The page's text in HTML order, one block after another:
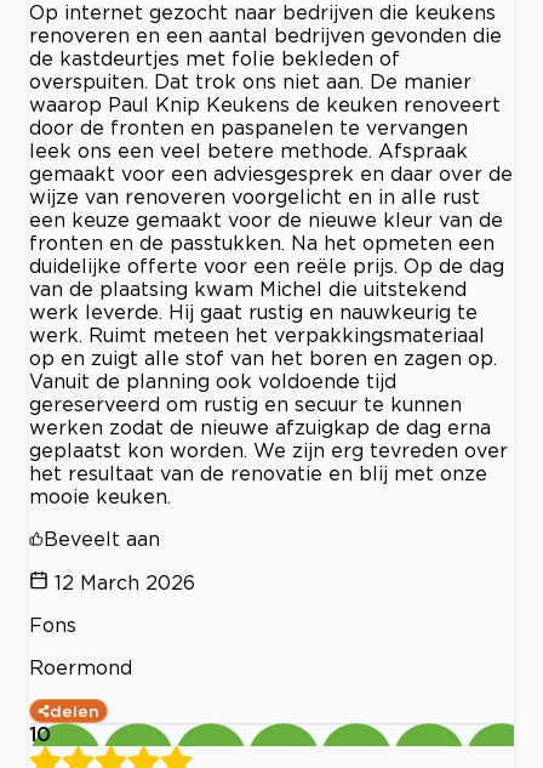
Op internet gezocht naar bedrijven die keukens
renoveren en een aantal bedrijven gevonden die
de kastdeurtjes met folie bekleden of
overspuiten. Dat trok ons niet aan. De manier
waarop Paul Knip Keukens de keuken renoveert
door de fronten en paspanelen te vervangen
leek ons een veel betere methode. Afspraak
gemaakt voor een adviesgesprek en daar over de
wijze van renoveren voorgelicht en in alle rust
een keuze gemaakt voor de nieuwe kleur van de
fronten en de passtukken. Na het opmeten een
duidelijke offerte voor een reële prijs. Op de dag
van de plaatsing kwam Michel die uitstekend
werk leverde. Hij gaat rustig en nauwkeurig te
werk. Ruimt meteen het verpakkingsmateriaal
op en zuigt alle stof van het boren en zagen op.
Vanuit de planning ook voldoende tijd
gereserveerd om rustig en secuur te kunnen
werken zodat de nieuwe afzuigkap de dag erna
geplaatst kon worden. We zijn erg tevreden over
het resultaat van de renovatie en blij met onze
mooie keuken.
Beveelt aan
12 March 2026
Fons
Roermond
delen
10